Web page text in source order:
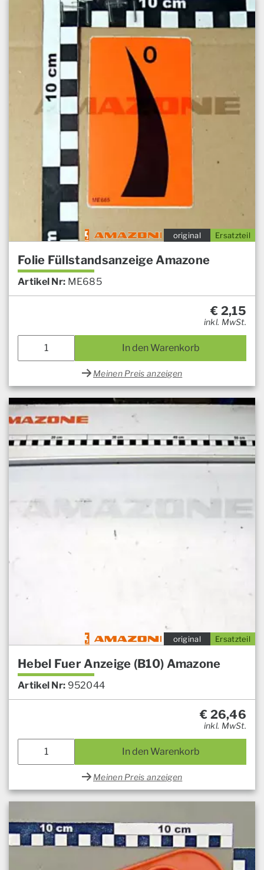
Ersatzteil
original
Folie Füllstandsanzeige Amazone
Artikel Nr: ME685
€ 2,15
inkl. MwSt.
In den Warenkorb
Meinen Preis anzeigen
Ersatzteil
original
Hebel Fuer Anzeige (B10) Amazone
Artikel Nr: 952044
€ 26,46
inkl. MwSt.
In den Warenkorb
Meinen Preis anzeigen